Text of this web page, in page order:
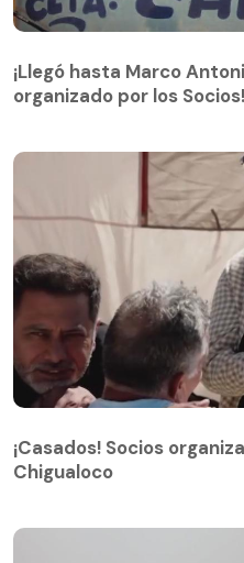
organizado por los Socios!
¡Llegó hasta Marco
organizado por los Socios!
Chigualoco
¡Casados! Socios
Chigualoco